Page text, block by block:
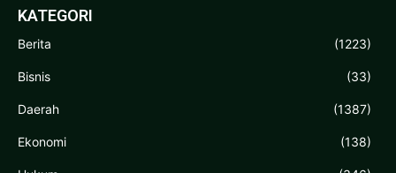
KATEGORI
Berita (1223)
Bisnis (33)
Daerah (1387)
Ekonomi (138)